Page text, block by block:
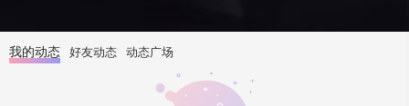
我的动态 好友动态 动态广场